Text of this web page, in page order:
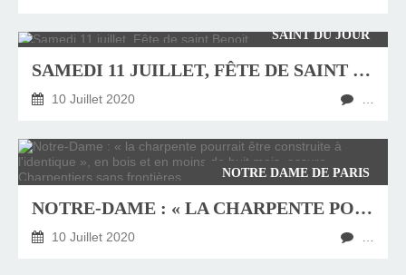
SAINT DU JOUR
SAMEDI 11 JUILLET, FÊTE DE SAINT BENOIT
10 Juillet 2020
NOTRE DAME DE PARIS
NOTRE-DAME : « LA CHARPENTE POURRAIT ÊTRE CONSTRUITE À L'IDENTIQUE », EN BOIS ET EN MOINS DE HUIT MOIS, ASSURE CHARPENTIERS SANS FRONTIÈRES
10 Juillet 2020